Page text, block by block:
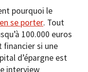
pourquoi le
se porter. Tout
100.000 euros
financier si une
d’épargne est
interview